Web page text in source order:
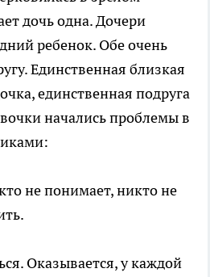
дочь одна. Дочери
ребенок. Обе очень
Единственная близкая
единственная подруга
начались проблемы в
не понимает, никто не
Оказывается, у каждой